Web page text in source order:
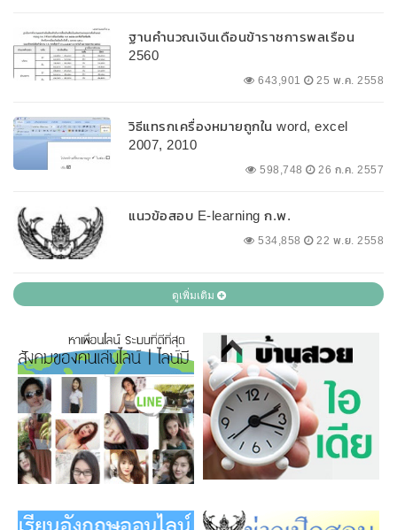
ฐานคำนวณเงินเดือนข้าราชการพลเรือน
2560
643,901 25 พ.ค. 2558
วิธีแทรกเครื่องหมายถูกใน word, excel
2007, 2010
598,748 26 ก.ค. 2557
แนวข้อสอบ E-learning ก.พ.
534,858 22 พ.ย. 2558
ดูเพิ่มเติม